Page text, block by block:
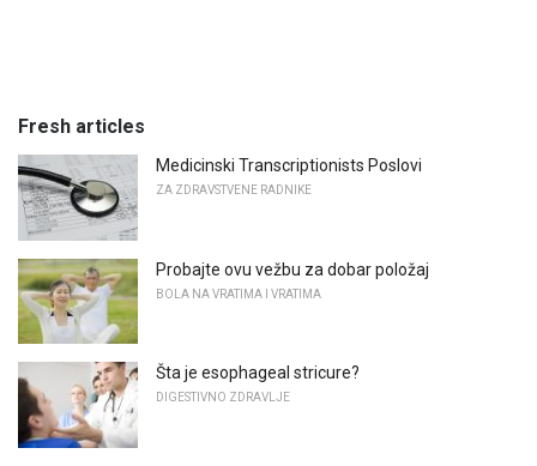
Fresh articles
Medicinski Transcriptionists Poslovi
ZA ZDRAVSTVENE RADNIKE
Probajte ovu vežbu za dobar položaj
BOLA NA VRATIMA I VRATIMA
Šta je esophageal stricure?
DIGESTIVNO ZDRAVLJE